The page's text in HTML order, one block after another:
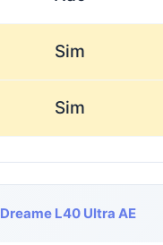
Sim
Sim
Dreame L40 Ultra AE